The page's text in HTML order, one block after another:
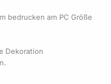
bedrucken am PC Größe
Dekoration